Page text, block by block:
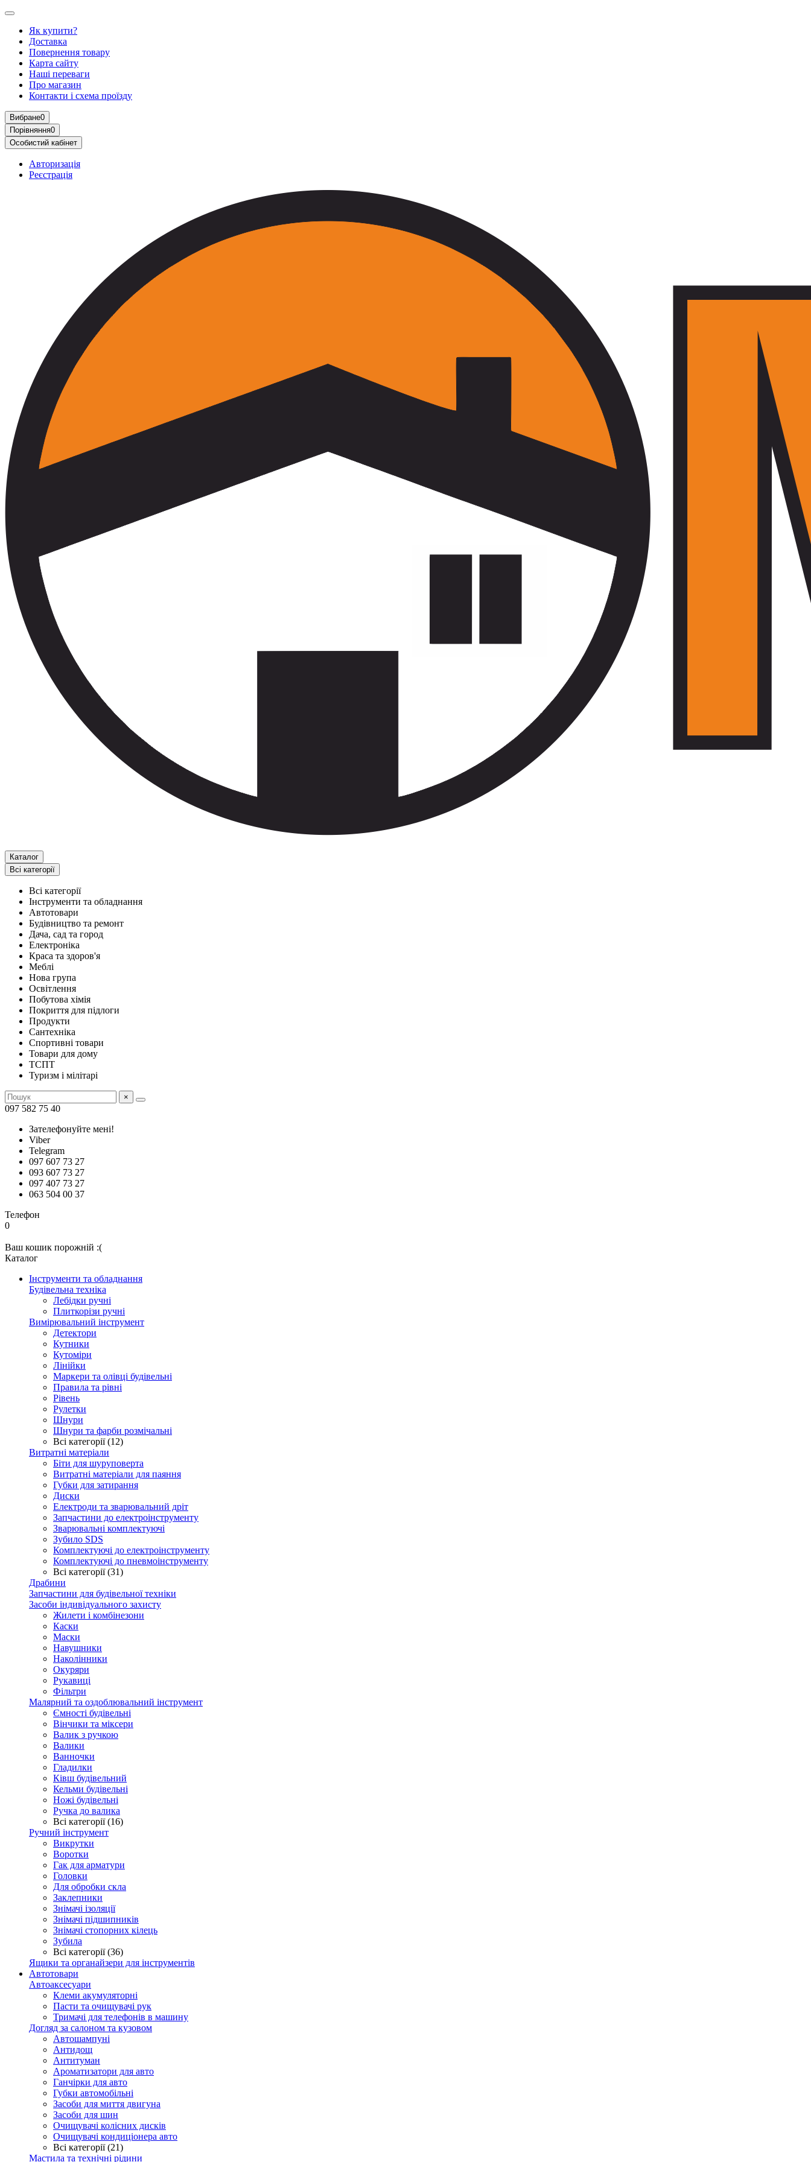
Як купити?
Доставка
Повернення товару
Карта сайту
Наші переваги
Про магазин
Контакти і схема проїзду
Вибране0
Порівняння0
Особистий кабінет
Авторизація
Реєстрація
Каталог
Всі категорії
Всі категорії
Інструменти та обладнання
Автотовари
Будівництво та ремонт
Дача, сад та город
Електроніка
Краса та здоров'я
Меблі
Нова група
Освітлення
Побутова хімія
Покриття для підлоги
Продукти
Сантехніка
Спортивні товари
Товари для дому
ТСПТ
Туризм і мілітарі
×
097 582 75 40
Зателефонуйте мені!
Viber
Telegram
097 607 73 27
093 607 73 27
097 407 73 27
063 504 00 37
Телефон
0
Ваш кошик порожній :(
Каталог
Інструменти та обладнання
Будівельна техніка
Лебідки ручні
Плиткорізи ручні
Вимірювальний інструмент
Детектори
Кутники
Кутоміри
Лінійки
Маркери та олівці будівельні
Правила та рівні
Рівень
Рулетки
Шнури
Шнури та фарби розмічальні
Всі категорії (12)
Витратні матеріали
Біти для шуруповерта
Витратні матеріали для паяння
Губки для затирання
Диски
Електроди та зварювальний дріт
Запчастини до електроінструменту
Зварювальні комплектуючі
Зубило SDS
Комплектуючі до електроінструменту
Комплектуючі до пневмоінструменту
Всі категорії (31)
Драбини
Запчастини для будівельної техніки
Засоби індивідуального захисту
Жилети і комбінезони
Каски
Маски
Навушники
Наколінники
Окуряри
Рукавиці
Фільтри
Малярний та оздоблювальний інструмент
Ємності будівельні
Вінчики та міксери
Валик з ручкою
Валики
Ванночки
Гладилки
Ківш будівельний
Кельми будівельні
Ножі будівельні
Ручка до валика
Всі категорії (16)
Ручний інструмент
Викрутки
Воротки
Гак для арматури
Головки
Для обробки скла
Заклепники
Знімачі ізоляції
Знімачі підшипників
Знімачі стопорних кілець
Зубила
Всі категорії (36)
Ящики та органайзери для інструментів
Автотовари
Автоаксесуари
Клеми акумуляторні
Пасти та очищувачі рук
Тримачі для телефонів в машину
Догляд за салоном та кузовом
Автошампуні
Антидощ
Антитуман
Ароматизатори для авто
Ганчірки для авто
Губки автомобільні
Засоби для миття двигуна
Засоби для шин
Очищувачі колісних дисків
Очищувачі кондиціонера авто
Всі категорії (21)
Мастила та технічні рідини